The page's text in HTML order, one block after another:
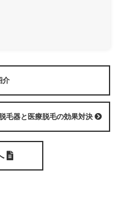
介
毛器と医療脱毛の効果対決